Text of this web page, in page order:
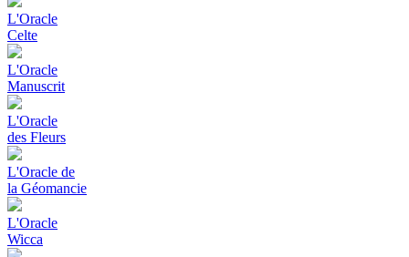
L'Oracle
Celte
L'Oracle
Manuscrit
L'Oracle
des Fleurs
L'Oracle de
la Géomancie
L'Oracle
Wicca